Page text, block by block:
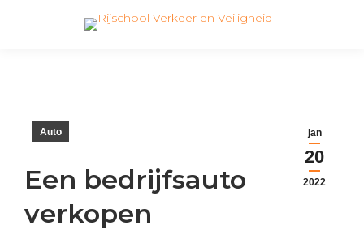
jan
20
2022
Auto
Een bedrijfsauto
verkopen